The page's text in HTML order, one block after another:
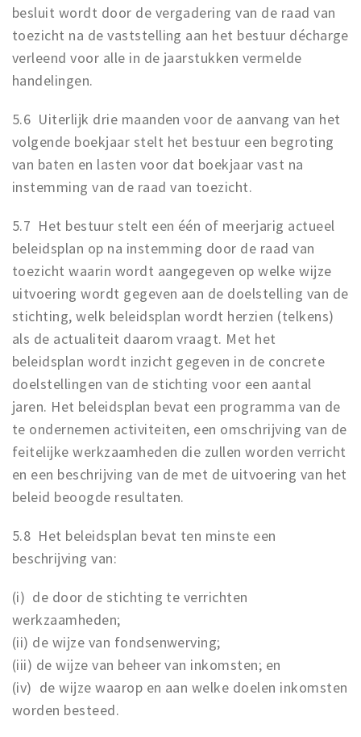
besluit wordt door de vergadering van de raad van
toezicht na de vaststelling aan het bestuur décharge
verleend voor alle in de jaarstukken vermelde
handelingen.
5.6 Uiterlijk drie maanden voor de aanvang van het
volgende boekjaar stelt het bestuur een begroting
van baten en lasten voor dat boekjaar vast na
instemming van de raad van toezicht.
5.7 Het bestuur stelt een één of meerjarig actueel
beleidsplan op na instemming door de raad van
toezicht waarin wordt aangegeven op welke wijze
uitvoering wordt gegeven aan de doelstelling van de
stichting, welk beleidsplan wordt herzien (telkens)
als de actualiteit daarom vraagt. Met het
beleidsplan wordt inzicht gegeven in de concrete
doelstellingen van de stichting voor een aantal
jaren. Het beleidsplan bevat een programma van de
te ondernemen activiteiten, een omschrijving van de
feitelijke werkzaamheden die zullen worden verricht
en een beschrijving van de met de uitvoering van het
beleid beoogde resultaten.
5.8 Het beleidsplan bevat ten minste een
beschrijving van:
(i) de door de stichting te verrichten
werkzaamheden;
(ii) de wijze van fondsenwerving;
(iii) de wijze van beheer van inkomsten; en
(iv) de wijze waarop en aan welke doelen inkomsten
worden besteed.